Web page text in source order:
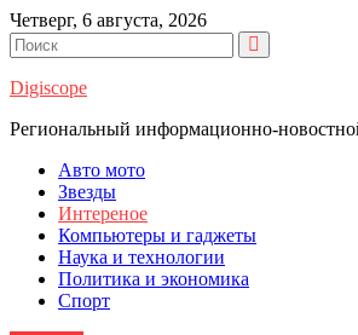
Перейти
к
содержимому
Четверг, 6 августа, 2026
Digiscope
Региональный информационно-
Авто мото
Звезды
Интереное
Компьютеры и гаджеты
Наука и технологии
Политика и экономика
Спорт